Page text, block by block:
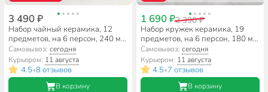
3 490 ₽
Набор чайный керамика, 12
предметов, на 6 персон, 240 мл,
Daniks, Мун Стайл,
ZPX222301W-1
Самовывоз:сегодня
Курьером: 11 августа
4.5•8 отзывов
В корзину
1 690 ₽2 390 ₽
Набор кружек керамика, 19
предметов, на 6 персон, 180 мл,
деревянная подставка, Y4-
4598
Самовывоз: сегодня
Курьером: 11 августа
4.5•7 отзывов
В корзину